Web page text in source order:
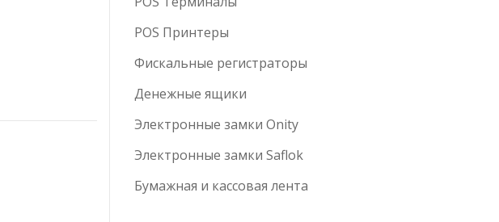
POS Принтеры
Фискальные регистраторы
Денежные ящики
Электронные замки Onity
Электронные замки Saflok
Бумажная и кассовая лента